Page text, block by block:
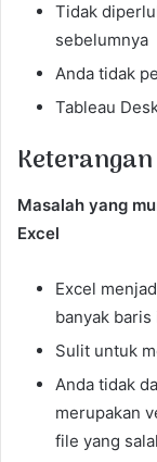
Tidak
sebelumnya
Anda tidak
Tableau
Keterangan
Masalah yang
Excel
Excel
banyak
Sulit untuk
Anda tidak
merupakan
file yang